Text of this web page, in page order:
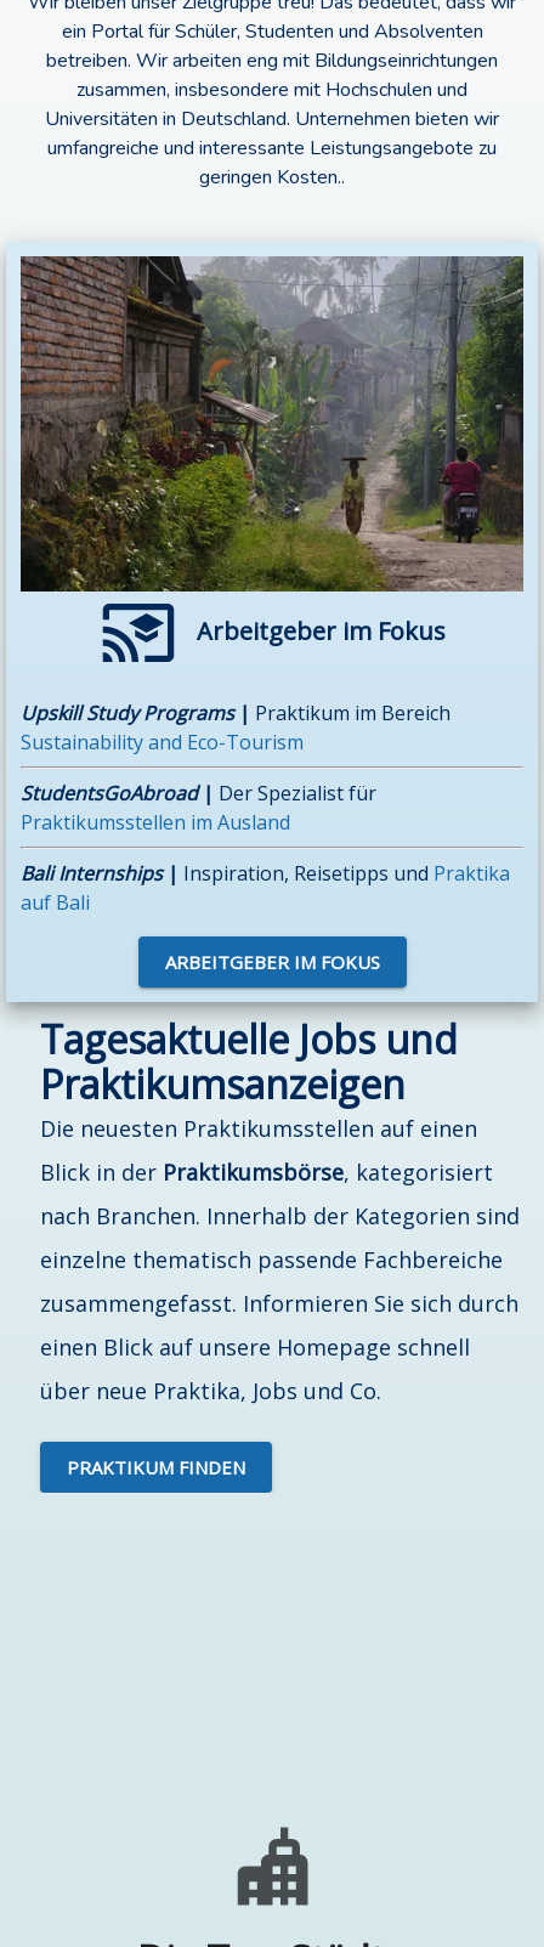
ein Portal für Schüler, Studenten und Absolventen
betreiben. Wir arbeiten eng mit Bildungseinrichtungen
zusammen, insbesondere mit Hochschulen und
Universitäten in Deutschland. Unternehmen bieten wir
umfangreiche und interessante Leistungsangebote zu
geringen Kosten..
Arbeitgeber im Fokus
Upskill Study Programs | Praktikum im Bereich
Sustainability and Eco-Tourism
StudentsGoAbroad | Der Spezialist für
Praktikumsstellen im Ausland
Bali Internships | Inspiration, Reisetipps und Praktika
auf Bali
ARBEITGEBER IM FOKUS
Tagesaktuelle Jobs und
Praktikumsanzeigen
Die neuesten Praktikumsstellen auf einen
Blick in der Praktikumsbörse, kategorisiert
nach Branchen. Innerhalb der Kategorien sind
einzelne thematisch passende Fachbereiche
zusammengefasst. Informieren Sie sich durch
einen Blick auf unsere Homepage schnell
über neue Praktika, Jobs und Co.
PRAKTIKUM FINDEN